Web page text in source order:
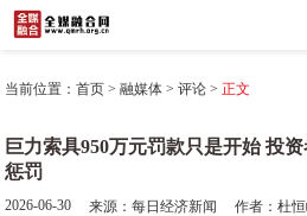
当前位置：首页 >融媒体 >评论 >正文
巨力索具950万元罚款只是开始 投
惩罚
2026-06-30 来源：每日经济新闻 作者：杜